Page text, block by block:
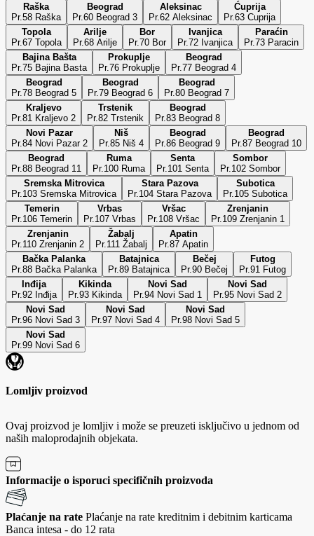
Raška
Pr.58 Raška
Beograd
Pr.60 Beograd 3
Aleksinac
Pr.62 Aleksinac
Ćuprija
Pr.63 Cuprija
Topola
Pr.67 Topola
Arilje
Pr.68 Arilje
Bor
Pr.70 Bor
Ivanjica
Pr.72 Ivanjica
Paraćin
Pr.73 Paracin
Bajina Bašta
Pr.75 Bajina Basta
Prokuplje
Pr.76 Prokuplje
Beograd
Pr.77 Beograd 4
Beograd
Pr.78 Beograd 5
Beograd
Pr.79 Beograd 6
Beograd
Pr.80 Beograd 7
Kraljevo
Pr.81 Kraljevo 2
Trstenik
Pr.82 Trstenik
Beograd
Pr.83 Beograd 8
Novi Pazar
Pr.84 Novi Pazar 2
Niš
Pr.85 Niš 4
Beograd
Pr.86 Beograd 9
Beograd
Pr.87 Beograd 10
Beograd
Pr.88 Beograd 11
Ruma
Pr.100 Ruma
Senta
Pr.101 Senta
Sombor
Pr.102 Sombor
Sremska Mitrovica
Pr.103 Sremska Mitrovica
Stara Pazova
Pr.104 Stara Pazova
Subotica
Pr.105 Subotica
Temerin
Pr.106 Temerin
Vrbas
Pr.107 Vrbas
Vršac
Pr.108 Vršac
Zrenjanin
Pr.109 Zrenjanin 1
Zrenjanin
Pr.110 Zrenjanin 2
Žabalj
Pr.111 Žabalj
Apatin
Pr.87 Apatin
Bačka Palanka
Pr.88 Bačka Palanka
Batajnica
Pr.89 Batajnica
Bečej
Pr.90 Bečej
Futog
Pr.91 Futog
Inđija
Pr.92 Inđija
Kikinda
Pr.93 Kikinda
Novi Sad
Pr.94 Novi Sad 1
Novi Sad
Pr.95 Novi Sad 2
Novi Sad
Pr.96 Novi Sad 3
Novi Sad
Pr.97 Novi Sad 4
Novi Sad
Pr.98 Novi Sad 5
Novi Sad
Pr.99 Novi Sad 6
Lomljiv proizvod
Ovaj proizvod je lomljiv i može se preuzeti isključivo u jednom od
naših maloprodajnih objekata.
Informacije o isporuci specifičnih proizvoda
Plaćanje na rate Plaćanje na rate kreditnim i debitnim karticama
Banca intesa - do 12 rata